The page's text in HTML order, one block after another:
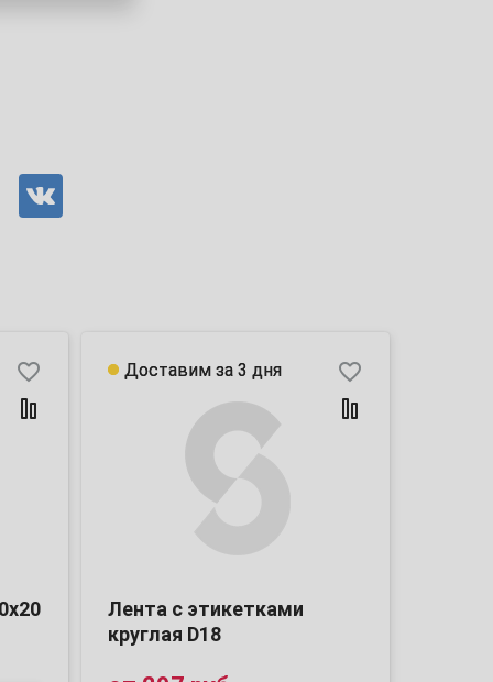
favorite_border
Лента с этикетками
круглая D18
favorite_border
Доставим за 3 дня
Доставим за 3 дня